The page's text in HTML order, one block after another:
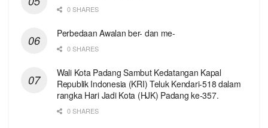
0 SHARES
Perbedaan Awalan ber- dan me-
0 SHARES
Wali Kota Padang Sambut Kedatangan Kapal
Republik Indonesia (KRI) Teluk Kendari-518 dalam
rangka Hari Jadi Kota (HJK) Padang ke-357.
0 SHARES